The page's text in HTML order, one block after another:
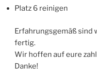
Platz 6 reinigen
Erfahrungsgemäß sind
fertig.
Wir hoffen auf eure
Danke!